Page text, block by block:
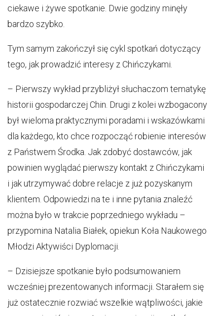
ciekawe i żywe spotkanie. Dwie godziny minęły
bardzo szybko.
Tym samym zakończył się cykl spotkań dotyczący
tego, jak prowadzić interesy z Chińczykami.
– Pierwszy wykład przybliżył słuchaczom tematykę
historii gospodarczej Chin. Drugi z kolei wzbogacony
był wieloma praktycznymi poradami i wskazówkami
dla każdego, kto chce rozpocząć robienie interesów
z Państwem Środka. Jak zdobyć dostawców, jak
powinien wyglądać pierwszy kontakt z Chińczykami
i jak utrzymywać dobre relacje z już pozyskanym
klientem. Odpowiedzi na te i inne pytania znaleźć
można było w trakcie poprzedniego wykładu –
przypomina Natalia Białek, opiekun Koła Naukowego
Młodzi Aktywiści Dyplomacji.
– Dzisiejsze spotkanie było podsumowaniem
wcześniej prezentowanych informacji. Starałem się
już ostatecznie rozwiać wszelkie wątpliwości, jakie